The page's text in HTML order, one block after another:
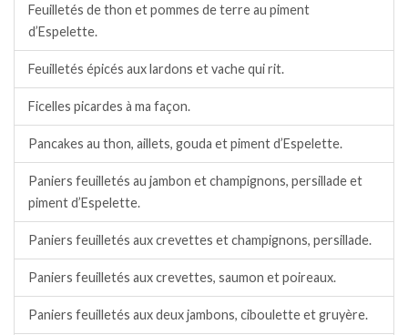
Feuilletés de thon et pommes de terre au piment
d’Espelette.
Feuilletés épicés aux lardons et vache qui rit.
Ficelles picardes à ma façon.
Pancakes au thon, aillets, gouda et piment d’Espelette.
Paniers feuilletés au jambon et champignons, persillade et
piment d’Espelette.
Paniers feuilletés aux crevettes et champignons, persillade.
Paniers feuilletés aux crevettes, saumon et poireaux.
Paniers feuilletés aux deux jambons, ciboulette et gruyère.